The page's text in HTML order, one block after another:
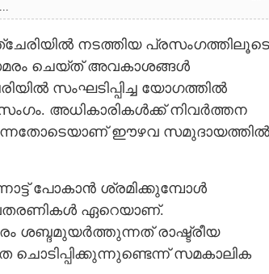
നടത്തിയ പ്രസംഗത്തിലൂടെ
ചെയ്ത് അവകാശങ്ങൾ
സംഘടിപ്പിച്ച യോഗത്തിൽ
അധികാരികൾക്ക് നിവർത്തന
ഈഴവ സമുദായത്തിൽ
പോകാൻ ശ്രമിക്കുമ്പോൾ
വൈതരണികൾ ഏറെയാണ്.
ശബ്ദമുയർത്തുന്നത് രാഷ്ട്രീയ
സമകാലിക